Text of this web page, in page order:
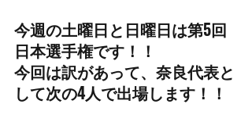
今週の土曜日と日曜日は第5回
日本選手権です！！
今回は訳があって、奈良代表と
して次の4人で出場します！！